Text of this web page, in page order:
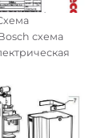
схема